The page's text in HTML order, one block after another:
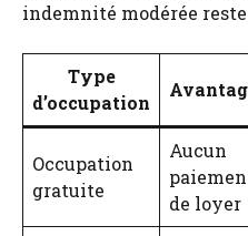
indemnité modérée
Type
d’occupation
Occupation
gratuite
Aucun
de loyer